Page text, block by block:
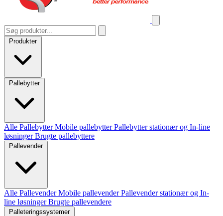
Produkter
Pallebytter
Alle PallebytterMobile pallebytterPallebytter stationær og In-line
løsningerBrugte pallebyttere
Pallevender
Alle PallevenderMobile pallevenderPallevender stationær og In-
line løsningerBrugte pallevendere
Palleteringssystemer